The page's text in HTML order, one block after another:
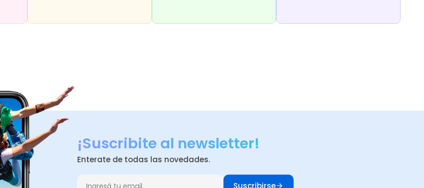
¡Suscribite al newsletter!
Enterate de todas las novedades.
Suscribirse